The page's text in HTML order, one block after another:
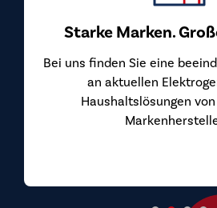
Starke Marken.
Bei uns finden Sie eine
an aktuellen
Haushaltslösungen